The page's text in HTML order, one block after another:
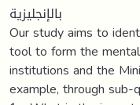
بالإنجليزية
Our study aims to
tool to form the
institutions and the
example, through